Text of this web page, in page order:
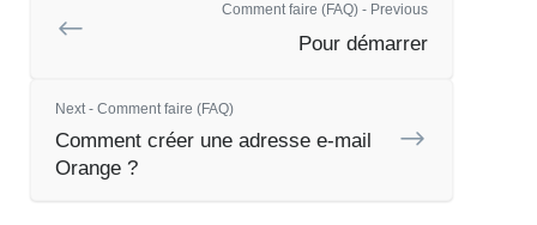
Comment faire (FAQ) - Previous
Pour démarrer
Next - Comment faire (FAQ)
Comment créer une adresse e-mail
Orange ?